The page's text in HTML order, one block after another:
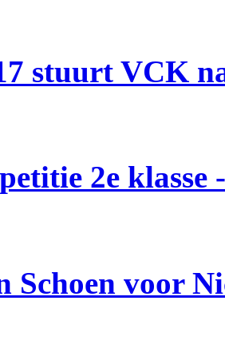
stuurt VCK
2e klasse
Schoen voor